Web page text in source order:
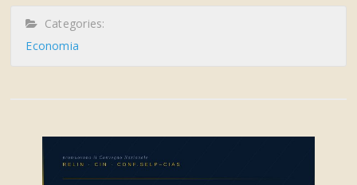
Categories:
Economia